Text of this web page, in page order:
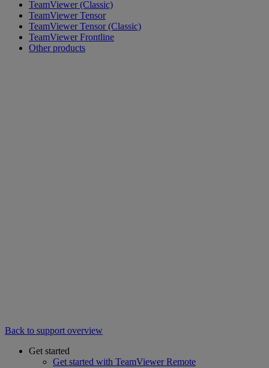
TeamViewer (Classic)
TeamViewer Tensor
TeamViewer Tensor (Classic)
TeamViewer Frontline
Other products
Back to support overview
Get started
Get started with TeamViewer Remote